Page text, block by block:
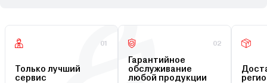
01
Только лучший
сервис
02
Гарантийное
обслуживание
любой продукции